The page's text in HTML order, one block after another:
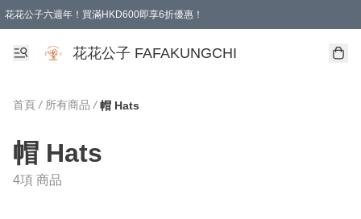
花花公子六週年！買滿HKD600即享6折優惠！
購物滿 HKD 600.00即享免運費優惠！（適用於 本地取貨 )
花花公子 FAFAKUNGCHI
首頁 / 所有商品 / 帽 Hats
帽 Hats
4項 商品